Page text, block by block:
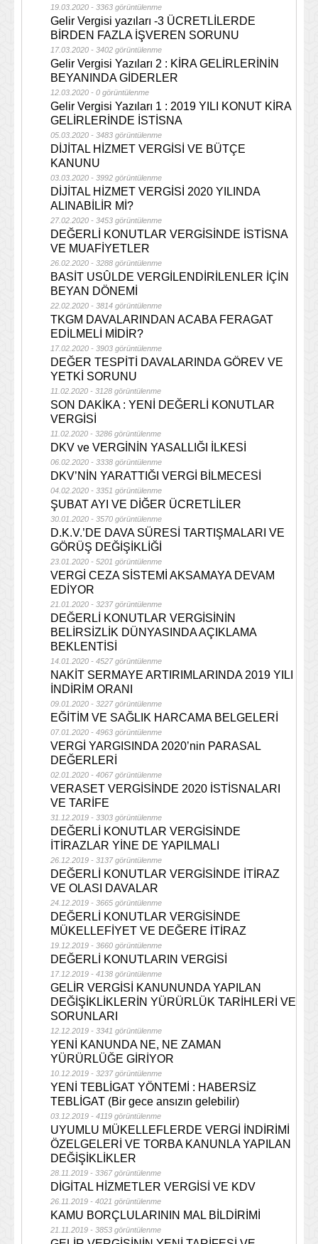
19.03.2020 - 3363 görüntülenme
Gelir Vergisi yazıları -3 ÜCRETLİLERDE
BİRDEN FAZLA İŞVEREN SORUNU
17.03.2020 - 3402 görüntülenme
Gelir Vergisi Yazıları 2 : KİRA GELİRLERİNİN
BEYANINDA GİDERLER
12.03.2020 - 0 görüntülenme
Gelir Vergisi Yazıları 1 : 2019 YILI KONUT KİRA
GELİRLERİNDE İSTİSNA
05.03.2020 - 3483 görüntülenme
DİJİTAL HİZMET VERGİSİ VE BÜTÇE
KANUNU
03.03.2020 - 3992 görüntülenme
DİJİTAL HİZMET VERGİSİ 2020 YILINDA
ALINABİLİR Mİ?
27.02.2020 - 3453 görüntülenme
DEĞERLİ KONUTLAR VERGİSİNDE İSTİSNA
VE MUAFİYETLER
26.02.2020 - 3288 görüntülenme
BASİT USÛLDE VERGİLENDİRİLENLER İÇİN
BEYAN DÖNEMİ
22.02.2020 - 3814 görüntülenme
TKGM DAVALARINDAN ACABA FERAGAT
EDİLMELİ MİDİR?
17.02.2020 - 3903 görüntülenme
DEĞER TESPİTİ DAVALARINDA GÖREV VE
YETKİ SORUNU
11.02.2020 - 3128 görüntülenme
SON DAKİKA : YENİ DEĞERLİ KONUTLAR
VERGİSİ
11.02.2020 - 3286 görüntülenme
DKV ve VERGİNİN YASALLIĞI İLKESİ
06.02.2020 - 3338 görüntülenme
DKV’NİN YARATTIĞI VERGİ BİLMECESİ
04.02.2020 - 3351 görüntülenme
ŞUBAT AYI VE DİĞER ÜCRETLİLER
30.01.2020 - 3570 görüntülenme
D.K.V.’DE DAVA SÜRESİ TARTIŞMALARI VE
GÖRÜŞ DEĞİŞİKLİĞİ
23.01.2020 - 5201 görüntülenme
VERGİ CEZA SİSTEMİ AKSAMAYA DEVAM
EDİYOR
21.01.2020 - 3237 görüntülenme
DEĞERLİ KONUTLAR VERGİSİNİN
BELİRSİZLİK DÜNYASINDA AÇIKLAMA
BEKLENTİSİ
14.01.2020 - 4527 görüntülenme
NAKİT SERMAYE ARTIRIMLARINDA 2019 YILI
İNDİRİM ORANI
09.01.2020 - 3227 görüntülenme
EĞİTİM VE SAĞLIK HARCAMA BELGELERİ
07.01.2020 - 4963 görüntülenme
VERGİ YARGISINDA 2020’nin PARASAL
DEĞERLERİ
02.01.2020 - 4067 görüntülenme
VERASET VERGİSİNDE 2020 İSTİSNALARI
VE TARİFE
31.12.2019 - 3303 görüntülenme
DEĞERLİ KONUTLAR VERGİSİNDE
İTİRAZLAR YİNE DE YAPILMALI
26.12.2019 - 3137 görüntülenme
DEĞERLİ KONUTLAR VERGİSİNDE İTİRAZ
VE OLASI DAVALAR
24.12.2019 - 3665 görüntülenme
DEĞERLİ KONUTLAR VERGİSİNDE
MÜKELLEFİYET VE DEĞERE İTİRAZ
19.12.2019 - 3660 görüntülenme
DEĞERLİ KONUTLARIN VERGİSİ
17.12.2019 - 4138 görüntülenme
GELİR VERGİSİ KANUNUNDA YAPILAN
DEĞİŞİKLİKLERİN YÜRÜRLÜK TARİHLERİ VE
SORUNLARI
12.12.2019 - 3341 görüntülenme
YENİ KANUNDA NE, NE ZAMAN
YÜRÜRLÜĞE GİRİYOR
10.12.2019 - 3237 görüntülenme
YENİ TEBLİGAT YÖNTEMİ : HABERSİZ
TEBLİGAT (Bir gece ansızın gelebilir)
03.12.2019 - 4119 görüntülenme
UYUMLU MÜKELLEFLERDE VERGİ İNDİRİMİ
ÖZELGELERİ VE TORBA KANUNLA YAPILAN
DEĞİŞİKLİKLER
28.11.2019 - 3367 görüntülenme
DİGİTAL HİZMETLER VERGİSİ VE KDV
26.11.2019 - 4021 görüntülenme
KAMU BORÇLULARININ MAL BİLDİRİMİ
21.11.2019 - 3853 görüntülenme